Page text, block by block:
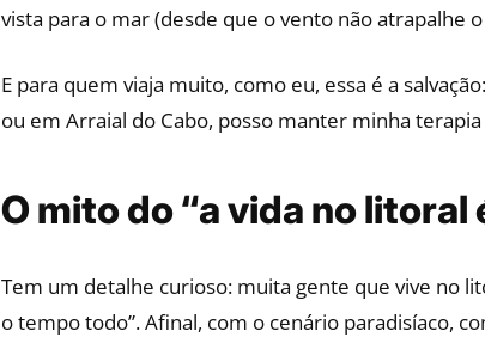
vista para o mar (desde que o vento não atrapalhe
E para quem viaja muito, como eu, essa é a
ou em Arraial do Cabo, posso manter minha
O mito do “a vida no
Tem um detalhe curioso: muita gente que vive no
o tempo todo”. Afinal, com o cenário paradisíaco,